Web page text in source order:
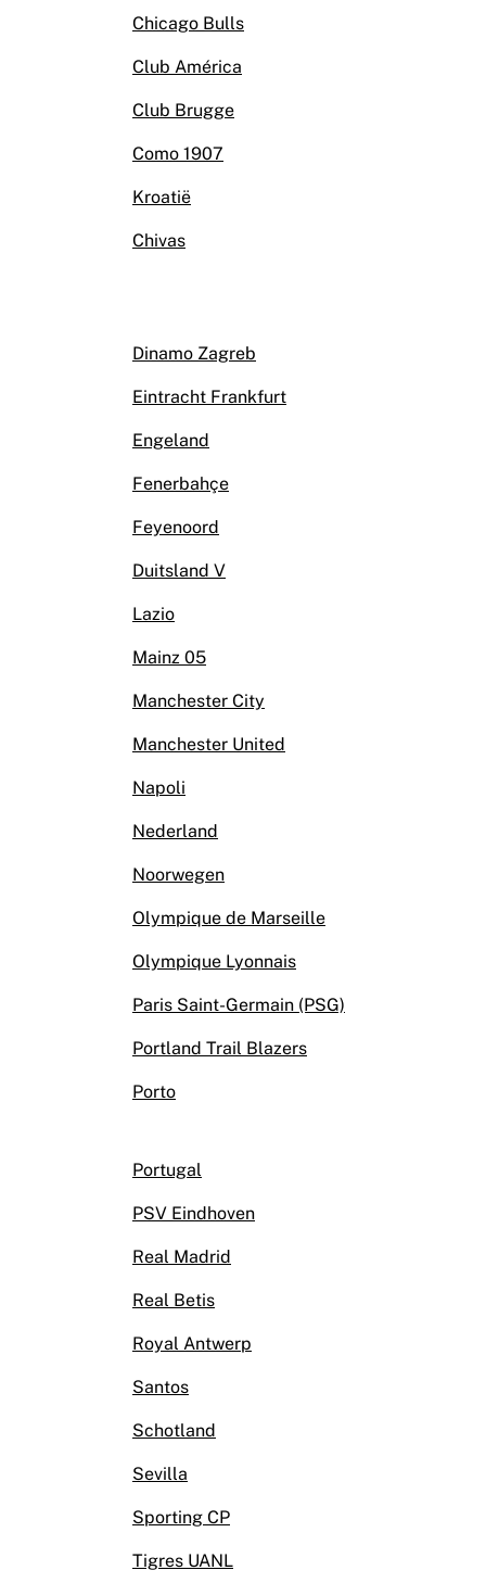
Chicago Bulls
Club América
Club Brugge
Como 1907
Kroatië
Chivas
Dinamo Zagreb
Eintracht Frankfurt
Engeland
Fenerbahçe
Feyenoord
Duitsland V
Lazio
Mainz 05
Manchester City
Manchester United
Napoli
Nederland
Noorwegen
Olympique de Marseille
Olympique Lyonnais
Paris Saint-Germain (PSG)
Portland Trail Blazers
Porto
Portugal
PSV Eindhoven
Real Madrid
Real Betis
Royal Antwerp
Santos
Schotland
Sevilla
Sporting CP
Tigres UANL